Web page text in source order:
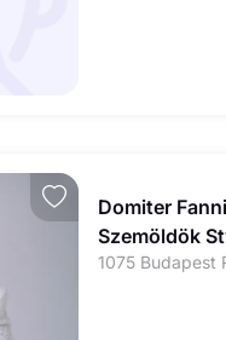
Domiter
Szemöldök